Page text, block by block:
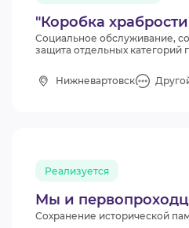
"Коробка
Социальное обслуживание,
защита отдельных категорий
Нижневартовск
Мы и
Реализуется
Сохранение исторической